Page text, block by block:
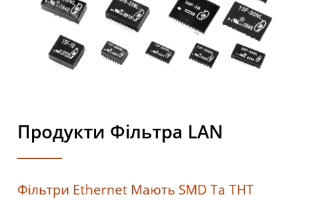
Продукти Фільтра LAN
Фільтри Ethernet Мають SMD Та THT